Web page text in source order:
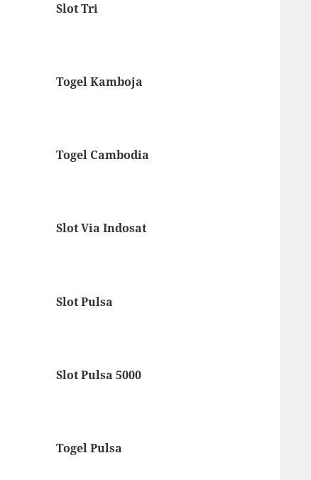
Slot Tri
Togel Kamboja
Togel Cambodia
Slot Via Indosat
Slot Pulsa
Slot Pulsa 5000
Togel Pulsa